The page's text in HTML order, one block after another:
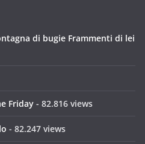
di bugie Frammenti di lei
Friday - 82.816 views
- 82.247 views